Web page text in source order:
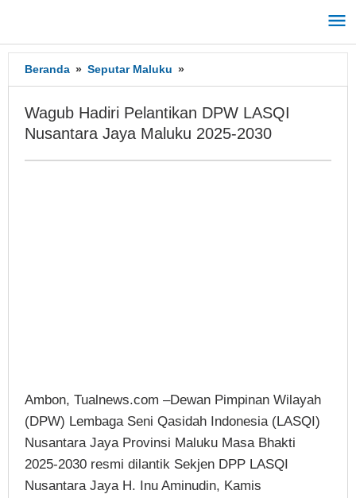
konten
Beranda » Seputar Maluku »
Hadiri
DPW
LASQI
Wagub Hadiri Pelantikan DPW LASQI
Nusantara Jaya Maluku 2025-2030
Ambon, Tualnews.com –Dewan Pimpinan Wilayah
(DPW) Lembaga Seni Qasidah Indonesia (LASQI)
Nusantara Jaya Provinsi Maluku Masa Bhakti
2025-2030 resmi dilantik Sekjen DPP LASQI
Nusantara Jaya H. Inu Aminudin, Kamis